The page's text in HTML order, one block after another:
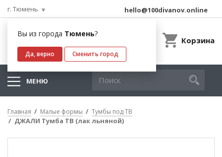
г. Тюмень
Вы из города Тюмень?
Да, верно Сменить город
hello@100divanov.online
Корзина
МЕНЮ
Главная Малые формы Тумбы под ТВ
ДЖАЛИ Тумба ТВ (лак льняной)